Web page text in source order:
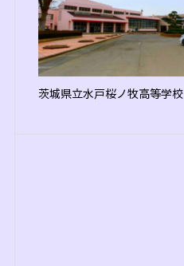
茨城県立水戸桜ノ牧高等学校